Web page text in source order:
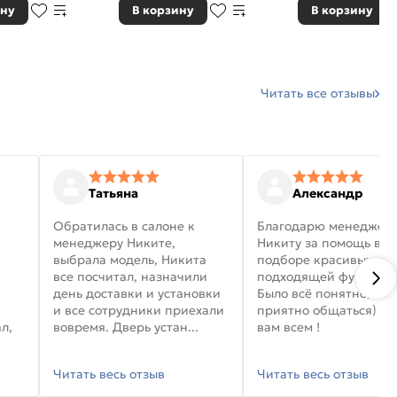
В корзину В корзину
Читать все отзывы
Татьяна
Обратилась в салоне к
менеджеру Никите,
выбрала модель, Никита
все посчитал, назначили
день доставки и установки
и все сотрудники приехали
вовремя. Дверь устан...
Читать весь отзыв
Александр
Благодарю
Никиту за помощь в
подборе красивых
подходящей
Было всё понятно, и
приятно общаться)
вам всем !
Читать весь отзыв